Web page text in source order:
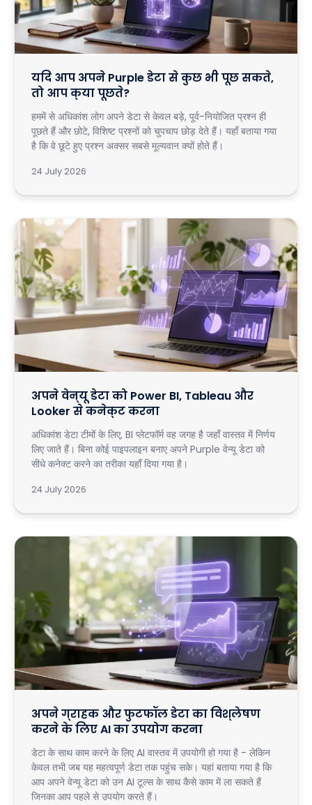
यदि आप अपने Purple डेटा से कुछ भी पूछ सकते,
तो आप क्या पूछते?
हममें से अधिकांश लोग अपने डेटा से केवल बड़े, पूर्व-नियोजित प्रश्न ही
पूछते हैं और छोटे, विशिष्ट प्रश्नों को चुपचाप छोड़ देते हैं। यहाँ बताया गया
है कि वे छूटे हुए प्रश्न अक्सर सबसे मूल्यवान क्यों होते हैं।
24 July 2026
अपने वेन्यू डेटा को Power BI, Tableau और
Looker से कनेक्ट करना
अधिकांश डेटा टीमों के लिए, BI प्लेटफॉर्म वह जगह है जहाँ वास्तव में निर्णय
लिए जाते हैं। बिना कोई पाइपलाइन बनाए अपने Purple वेन्यू डेटा को
सीधे कनेक्ट करने का तरीका यहाँ दिया गया है।
24 July 2026
अपने ग्राहक और फुटफॉल डेटा का विश्लेषण
करने के लिए AI का उपयोग करना
डेटा के साथ काम करने के लिए AI वास्तव में उपयोगी हो गया है - लेकिन
केवल तभी जब यह महत्वपूर्ण डेटा तक पहुंच सके। यहां बताया गया है कि
आप अपने वेन्यू डेटा को उन AI टूल्स के साथ कैसे काम में ला सकते हैं
जिनका आप पहले से उपयोग करते हैं।